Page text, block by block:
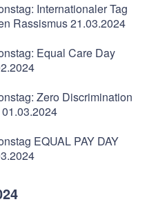
Internationaler Tag
Rassismus 21.03.2024
Equal Care Day
Zero Discrimination
EQUAL PAY DAY